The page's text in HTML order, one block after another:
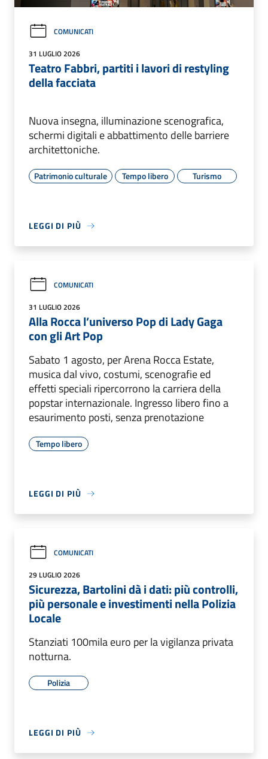
COMUNICATI
31 LUGLIO 2026
Teatro Fabbri, partiti i lavori di restyling
della facciata
Nuova insegna, illuminazione scenografica,
schermi digitali e abbattimento delle barriere
architettoniche.
Patrimonio culturale Tempo libero Turismo
LEGGI DI PIÙ
COMUNICATI
31 LUGLIO 2026
Alla Rocca l’universo Pop di Lady Gaga
con gli Art Pop
Sabato 1 agosto, per Arena Rocca Estate,
musica dal vivo, costumi, scenografie ed
effetti speciali ripercorrono la carriera della
popstar internazionale. Ingresso libero fino a
esaurimento posti, senza prenotazione
Tempo libero
LEGGI DI PIÙ
COMUNICATI
29 LUGLIO 2026
Sicurezza, Bartolini dà i dati: più controlli,
più personale e investimenti nella Polizia
Locale
Stanziati 100mila euro per la vigilanza privata
notturna.
Polizia
LEGGI DI PIÙ